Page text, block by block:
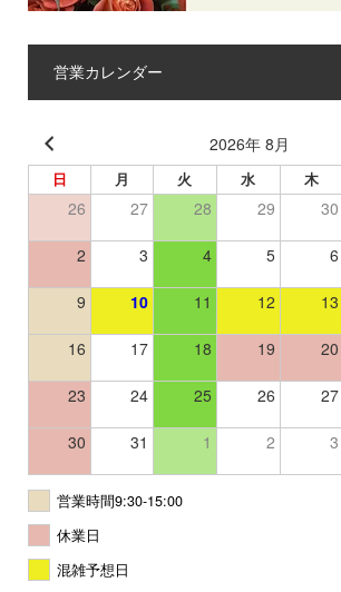
営業カレンダー
2026年 8月
日 月 火 水 木
26 27 28 29 30
2 3 4 5 6
9 10 11 12 13
16 17 18 19 20
23 24 25 26 27
30 31 1 2 3
営業時間9:30-15:00
休業日
混雑予想日